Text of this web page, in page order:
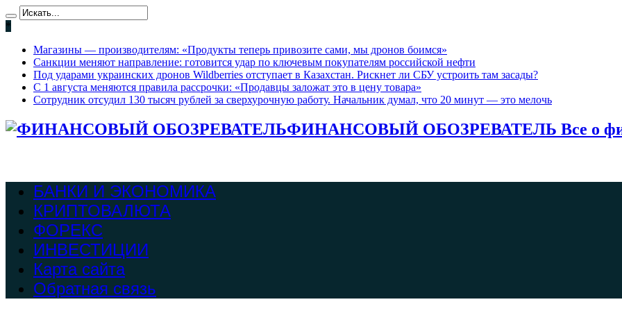
*
Магазины — производителям: «Продукты теперь привозите сами, мы дронов боимся»
Санкции меняют направление: готовится удар по ключевым покупателям российской нефти
Под ударами украинских дронов Wildberries отступает в Казахстан. Рискнет ли СБУ устроить там засады?
С 1 августа меняются правила рассрочки: «Продавцы заложат это в цену товара»
Сотрудник отсудил 130 тысяч рублей за сверхурочную работу. Начальник думал, что 20 минут — это мелочь
ФИНАНСОВЫЙ ОБОЗРЕВАТЕЛЬ Все о
БАНКИ И ЭКОНОМИКА
КРИПТОВАЛЮТА
ФОРЕКС
ИНВЕСТИЦИИ
Карта сайта
Обратная связь